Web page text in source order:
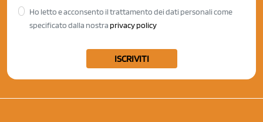
Ho letto e acconsento il trattamento dei dati personali come
specificato dalla nostra privacy policy
ISCRIVITI